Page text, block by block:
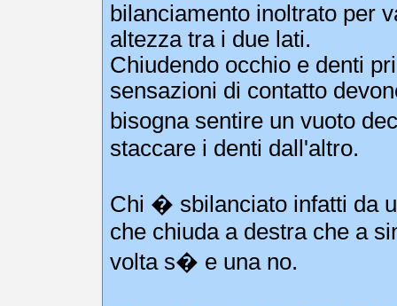
bilanciamento inoltrato per
altezza tra i due lati.
Chiudendo occhio e denti
sensazioni di contatto
bisogna sentire un vuoto
staccare i denti dall'altro.
Chi � sbilanciato infatti da
che chiuda a destra che a
volta s� e una no.